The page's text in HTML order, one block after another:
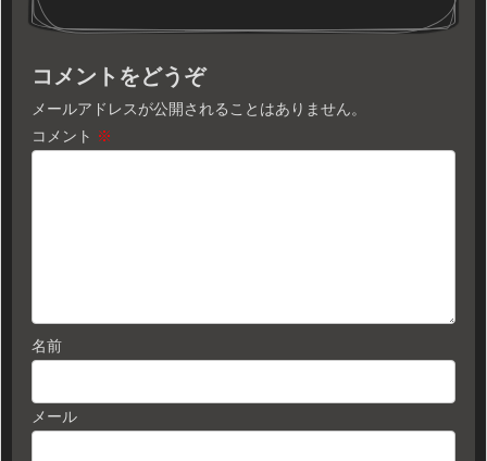
コメントをどうぞ
メールアドレスが公開されることはありません。
コメント ※
名前
メール